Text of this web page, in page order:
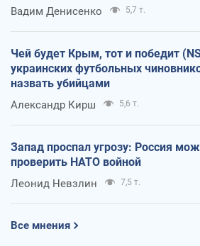
Вадим Денисенко 5,7 т.
Чей будет Крым, тот и победит
украинских футбольных
назвать убийцами
Александр Кирш 5,6 т.
Запад проспал угрозу: Россия
проверить НАТО войной
Леонид Невзлин 7,5 т.
Все мнения